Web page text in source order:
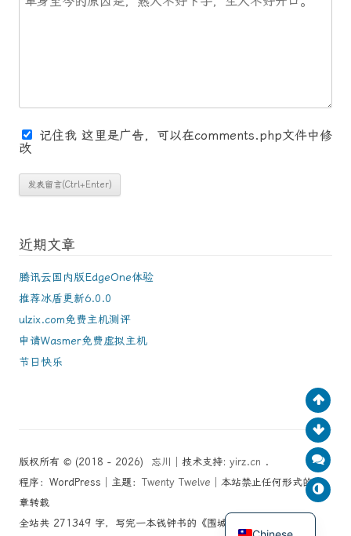
记住我 这里是广告，可以在comments.php文件中修
改
近期文章
腾讯云国内版EdgeOne体验
推荐冰盾更新6.0.0
ulzix.com免费主机测评
申请Wasmer免费虚拟主机
节日快乐
版权所有 © (2018 - 2026) 忘川 │技术支持: yirz.cn .
程序：WordPress│主题： Twenty Twelve │本站禁止任何形式的文
章转载
全站共 271349 字，写完一本钱钟书的《围城》了！